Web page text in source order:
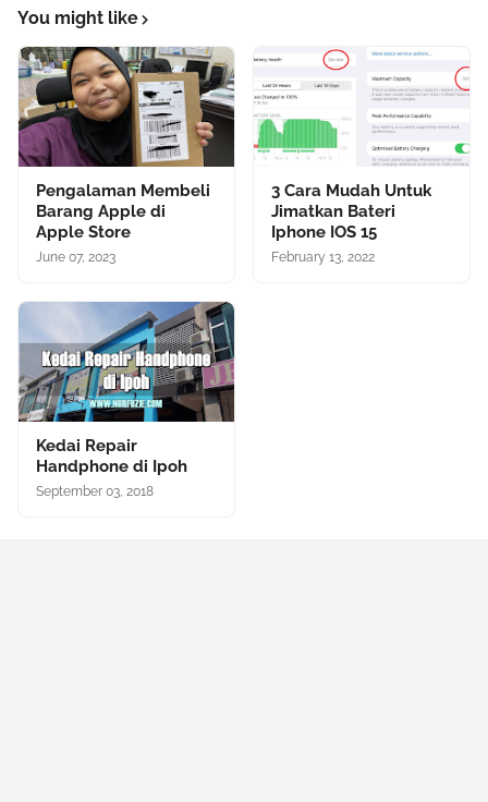
You might like
Pengalaman Membeli
Barang Apple di
Apple Store
June 07, 2023
3 Cara Mudah Untuk
Jimatkan Bateri
Iphone IOS 15
February 13, 2022
Kedai Repair
Handphone di Ipoh
September 03, 2018